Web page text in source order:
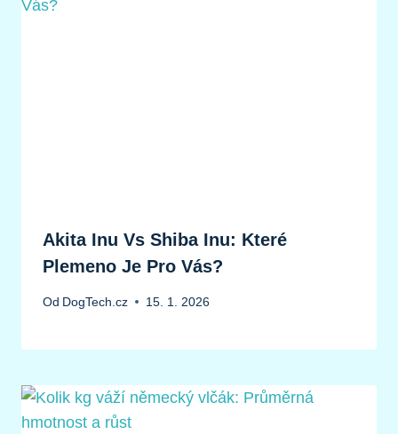
Akita Inu Vs Shiba Inu: Které
Plemeno Je Pro Vás?
Od DogTech.cz 15. 1. 2026